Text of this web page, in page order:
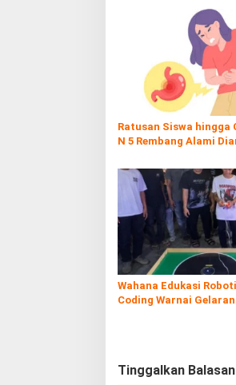
Ratusan Siswa hingga
N 5 Rembang Alami
Wahana Edukasi
Coding Warnai
Tinggalkan Balasan